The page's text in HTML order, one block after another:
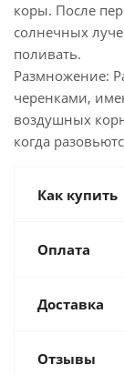
коры. После
солнечных
поливать.
Размножение:
черенками,
воздушных
когда
Как купить
Оплата
Доставка
Отзывы